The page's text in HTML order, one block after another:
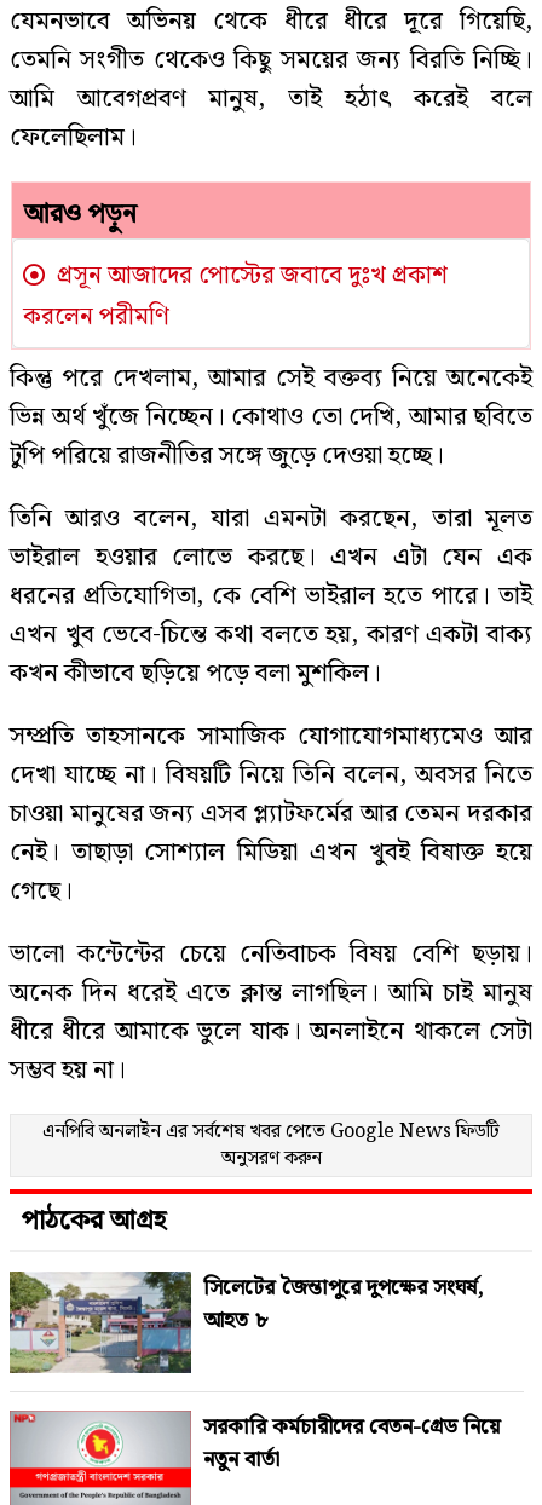
যেমনভাবে অভিনয় থেকে ধীরে ধীরে দূরে গিয়েছি,
তেমনি সংগীত থেকেও কিছু সময়ের জন্য বিরতি নিচ্ছি।
আমি আবেগপ্রবণ মানুষ, তাই হঠাৎ করেই বলে
ফেলেছিলাম।
আরও পড়ুন
প্রসূন আজাদের পোস্টের জবাবে দুঃখ প্রকাশ
করলেন পরীমণি
কিন্তু পরে দেখলাম, আমার সেই বক্তব্য নিয়ে অনেকেই
ভিন্ন অর্থ খুঁজে নিচ্ছেন। কোথাও তো দেখি, আমার ছবিতে
টুপি পরিয়ে রাজনীতির সঙ্গে জুড়ে দেওয়া হচ্ছে।
তিনি আরও বলেন, যারা এমনটা করছেন, তারা মূলত
ভাইরাল হওয়ার লোভে করছে। এখন এটা যেন এক
ধরনের প্রতিযোগিতা, কে বেশি ভাইরাল হতে পারে। তাই
এখন খুব ভেবে-চিন্তে কথা বলতে হয়, কারণ একটা বাক্য
কখন কীভাবে ছড়িয়ে পড়ে বলা মুশকিল।
সম্প্রতি তাহসানকে সামাজিক যোগাযোগমাধ্যমেও আর
দেখা যাচ্ছে না। বিষয়টি নিয়ে তিনি বলেন, অবসর নিতে
চাওয়া মানুষের জন্য এসব প্ল্যাটফর্মের আর তেমন দরকার
নেই। তাছাড়া সোশ্যাল মিডিয়া এখন খুবই বিষাক্ত হয়ে
গেছে।
ভালো কন্টেন্টের চেয়ে নেতিবাচক বিষয় বেশি ছড়ায়।
অনেক দিন ধরেই এতে ক্লান্ত লাগছিল। আমি চাই মানুষ
ধীরে ধীরে আমাকে ভুলে যাক। অনলাইনে থাকলে সেটা
সম্ভব হয় না।
এনপিবি অনলাইন এর সর্বশেষ খবর পেতে Google Newsফিডটি
অনুসরণ করুন
পাঠকের আগ্রহ
সিলেটের জৈন্তাপুরে দুপক্ষের সংঘর্ষ,
আহত ৮
সরকারি কর্মচারীদের বেতন-গ্রেড নিয়ে
নতুন বার্তা